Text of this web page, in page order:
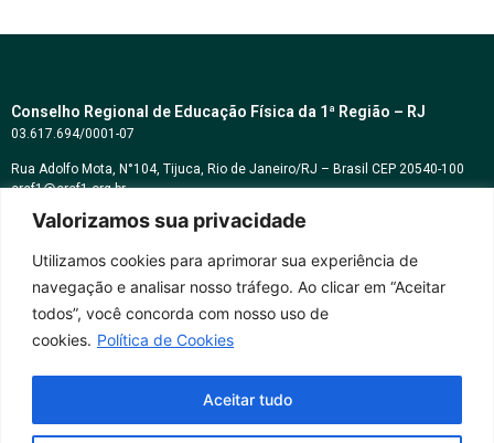
Valorizamos sua privacidade
Utilizamos cookies para aprimorar sua experiência de
navegação e analisar nosso tráfego. Ao clicar em “Aceitar
todos”, você concorda com nosso uso de
cookies. Política de Cookies
Aceitar tudo
Conselho Regional de Educação Física da 1ª Região – RJ
03.617.694/0001-07
Rua Adolfo Mota, N°104, Tijuca, Rio de Janeiro/RJ – Brasil CEP 20540-100
cref1@cref1.org.br
Assessoria de comunicação:
Horários de atendimento:
Whatsapp: (21) 2569-2398